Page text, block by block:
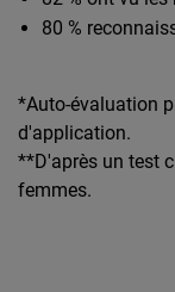
80 %
*Auto-évaluation
d'application.
**D'après un test
femmes.